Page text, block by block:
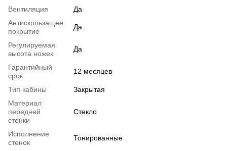
Вентиляция
Да
Антискользащее
покрытие
Да
Регулируемая
высота ножек
Да
Гарантийный
срок
12 месяцев
Тип кабины
Закрытая
Материал
передней
стенки
Стекло
Исполнение
стенок
Тонированные